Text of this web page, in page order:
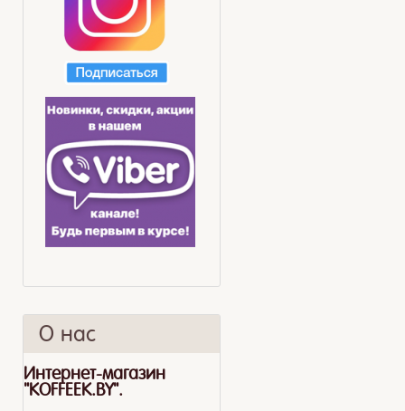
О нас
Интернет-магазин
"KOFFEEK.BY".